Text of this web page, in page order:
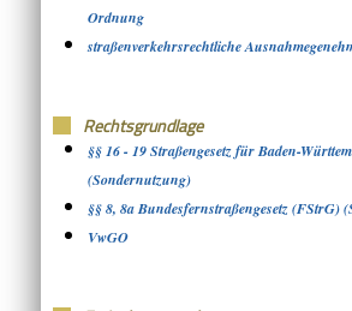
Ordnung
straßenverkehrsrechtliche
Rechtsgrundlage
§§ 16 - 19 Straßengesetz für Baden-
(Sondernutzung)
§§ 8, 8a Bundesfernstraßengesetz (FStrG)
VwGO